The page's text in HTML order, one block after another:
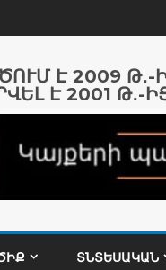
Է 2009
Է 2001 Թ․-
ՏՆՏԵՍԱԿԱՆ